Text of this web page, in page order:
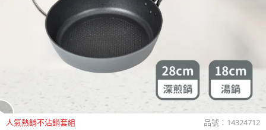
人氣熱銷不沾鍋套組 品號： 14324712